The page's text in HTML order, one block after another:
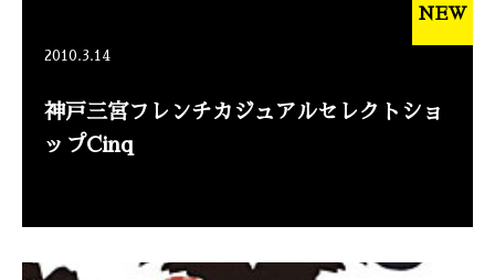
2010.3.14
神戸三宮フレンチカジュアルセレクトショ
ップCinq
NEW